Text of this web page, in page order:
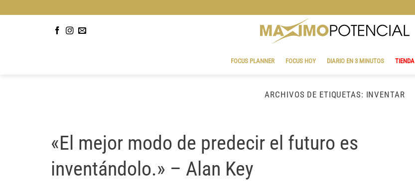
al
FOCUS PLANNER FOCUS HOY DIARIO EN 3 MINUTOS TIENDA
ARCHIVOS DE ETIQUETAS: INVENTAR
«El mejor modo de predecir el futuro es
inventándolo.» – Alan Key